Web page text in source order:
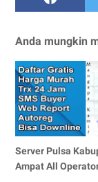
Anda mungkin
Server Pulsa
Ampat All